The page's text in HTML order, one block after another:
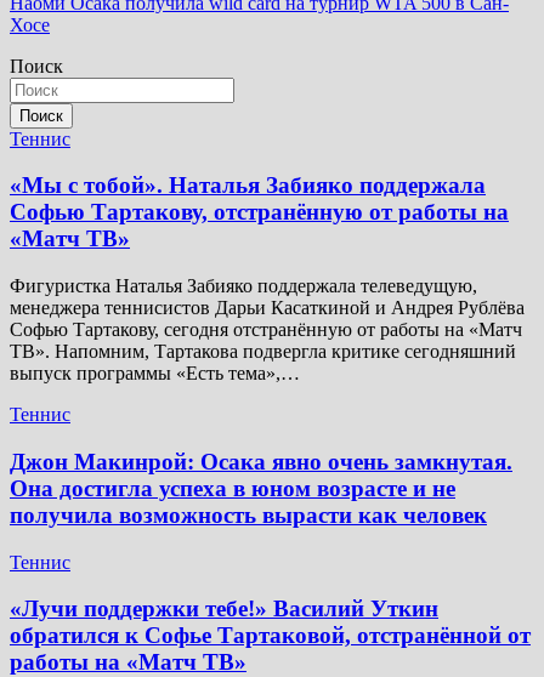
по
Хосе
Поиск
Поиск
Теннис
«Мы с тобой». Наталья Забияко поддержала
Софью Тартакову, отстранённую от работы на
«Матч ТВ»
Фигуристка Наталья Забияко поддержала телеведущую,
менеджера теннисистов Дарьи Касаткиной и Андрея Рублёва
Софью Тартакову, сегодня отстранённую от работы на «Матч
ТВ». Напомним, Тартакова подвергла критике сегодняшний
выпуск программы «Есть тема»,…
Теннис
Джон Макинрой: Осака явно очень замкнутая.
Она достигла успеха в юном возрасте и не
получила возможность вырасти как человек
Теннис
«Лучи поддержки тебе!» Василий Уткин
обратился к Софье Тартаковой, отстранённой от
работы на «Матч ТВ»